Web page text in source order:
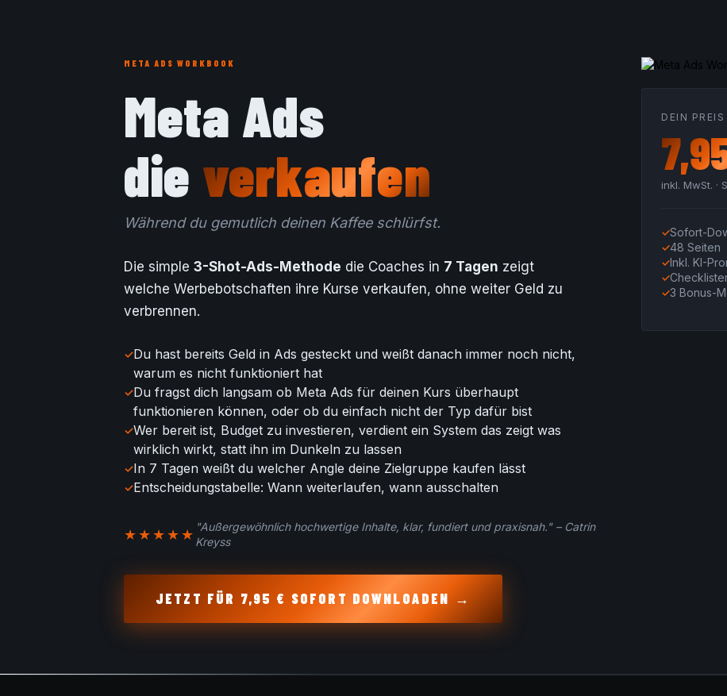
META ADS WORKBOOK
Meta Ads
die verkaufen
Während du gemutlich deinen Kaffee schlürfst.
Die simple 3-Shot-Ads-Methode die Coaches in 7 Tagen zeigt
welche Werbebotschaften ihre Kurse verkaufen, ohne weiter Geld zu
verbrennen.
Du hast bereits Geld in Ads gesteckt und weißt danach immer noch nicht,
warum es nicht funktioniert hat
Du fragst dich langsam ob Meta Ads für deinen Kurs überhaupt
funktionieren können, oder ob du einfach nicht der Typ dafür bist
Wer bereit ist, Budget zu investieren, verdient ein System das zeigt was
wirklich wirkt, statt ihn im Dunkeln zu lassen
In 7 Tagen weißt du welcher Angle deine Zielgruppe kaufen lässt
Entscheidungstabelle: Wann weiterlaufen, wann ausschalten
★★★★★ "Außergewöhnlich hochwertige Inhalte, klar, fundiert und praxisnah." – Catrin
Kreyss
JETZT FÜR 7,95 € SOFORT DOWNLOADEN →
DEIN
inkl. MwSt. ·
Sofort-
48 Seiten
Inkl. KI-
3 Bonus-